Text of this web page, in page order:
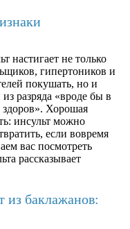
настигает не только
гипертоников и
покушать, но и
разряда «вроде бы в
Хорошая
инсульт можно
если вовремя
вас посмотреть
рассказывает
из баклажанов: